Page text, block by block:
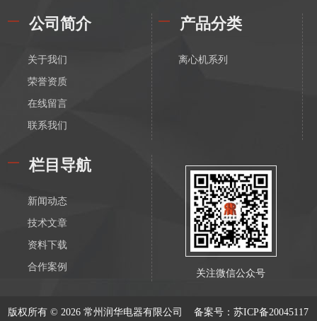
公司简介
关于我们
荣誉资质
在线留言
联系我们
产品分类
离心机系列
栏目导航
新闻动态
技术文章
资料下载
合作案例
关注微信公众号
版权所有 © 2026 常州润华电器有限公司备案号：苏ICP备20045117